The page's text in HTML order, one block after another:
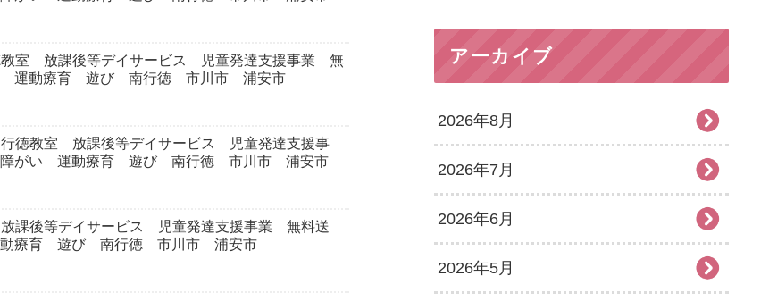
室 放課後等デイサービス 児童発達支援事業 無
運動療育 遊び 南行徳 市川市 浦安市
徳教室 放課後等デイサービス 児童発達支援事
がい 運動療育 遊び 南行徳 市川市 浦安市
課後等デイサービス 児童発達支援事業 無料送
療育 遊び 南行徳 市川市 浦安市
アーカイブ
2026年8月
2026年7月
2026年6月
2026年5月